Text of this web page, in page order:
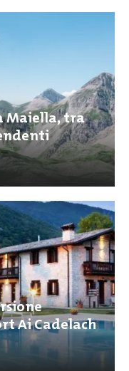
Maiella, tra
Ai Cadelach